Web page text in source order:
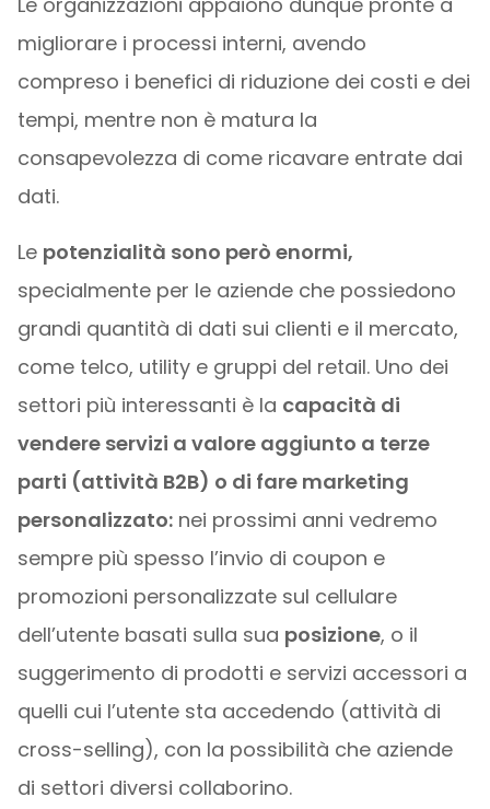
migliorare i processi interni, avendo
compreso i benefici di riduzione dei costi e dei
tempi, mentre non è matura la
consapevolezza di come ricavare entrate dai
dati.
Le potenzialità sono però enormi,
specialmente per le aziende che possiedono
grandi quantità di dati sui clienti e il mercato,
come telco, utility e gruppi del retail. Uno dei
settori più interessanti è la capacità di
vendere servizi a valore aggiunto a terze
parti (attività B2B) o di fare marketing
personalizzato:nei prossimi anni vedremo
sempre più spesso l’invio di coupon e
promozioni personalizzate sul cellulare
dell’utente basati sulla sua posizione, o il
suggerimento di prodotti e servizi accessori a
quelli cui l’utente sta accedendo (attività di
cross-selling), con la possibilità che aziende
di settori diversi collaborino.